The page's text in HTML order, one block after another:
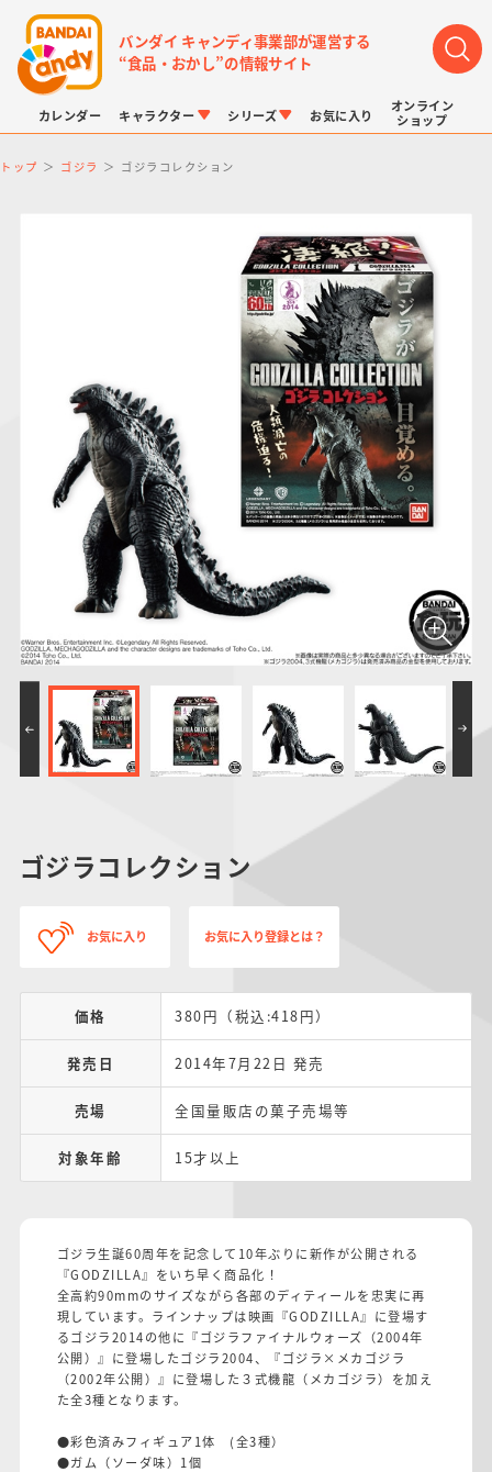
バンダイ キャンディ事業部が運営する
“食品・おかし”の情報サイト
カレンダー キャラクター
仮面ライダーシリー
ズ
PROJECT R.E.D.・
スーパー戦隊シリー
ズ
プリキュアシリーズ
ガンダムシリーズ
ポケットモンスター
ドラゴンボール
アンパンマン
サンリオキャラクタ
ーズ
シリーズ
キャラパキ
つりグミ
チョコサプ
にふぉるめーしょん
＆スクエアシール
SMPシリーズ
ポケモンキッズ
ポケモンスケールワ
ールド
キャラデコ
お気に入り
オンライン
ショップ
トップ ゴジラ ゴジラコレクション
ゴジラコレクション
お気に入り お気に入り登録とは？
価格 380円（税込:418円）
発売日 2014年7月22日 発売
売場 全国量販店の菓子売場等
対象年齢 15才以上
ゴジラ生誕60周年を記念して10年ぶりに新作が公開される
『GODZILLA』をいち早く商品化！
全高約90mmのサイズながら各部のディティールを忠実に再
現しています。ラインナップは映画『GODZILLA』に登場す
るゴジラ2014の他に『ゴジラファイナルウォーズ（2004年
公開）』に登場したゴジラ2004、『ゴジラ×メカゴジラ
（2002年公開）』に登場した３式機龍（メカゴジラ）を加え
た全3種となります。
●彩色済みフィギュア1体 (全3種）
●ガム（ソーダ味）1個